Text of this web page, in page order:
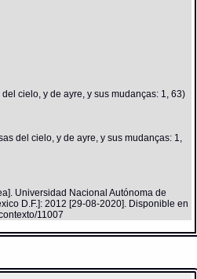
cielo, y de ayre, y sus mudanças: 1, 63)
del cielo, y de ayre, y sus mudanças: 1,
Universidad Nacional Autónoma de
D.F.]: 2012 [29-08-2020]. Disponible en
11007